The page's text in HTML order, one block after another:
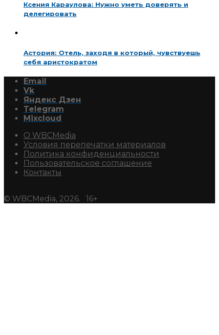
Ксения Караулова: Нужно уметь доверять и
делегировать
Астория: Отель, заходя в который, чувствуешь
себя аристократом
Email
Vk
Яндекс Дзен
Telegram
Mixcloud
О WBCMedia
Условия перепечатки материалов
Политика конфиденциальности
Пользовательское соглашение
Контакты
© WBCMedia, 2026. 16+